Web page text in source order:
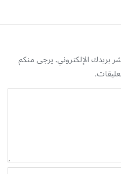
بريدك الإلكتروني. يرجى منكم